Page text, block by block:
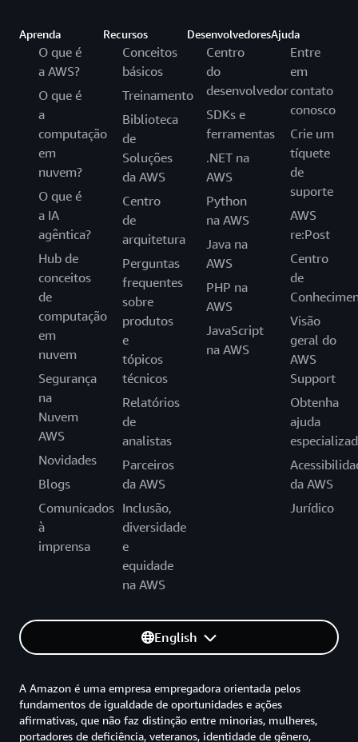
Aprenda
O que é
a AWS?
O que é
a
computação
em
nuvem?
O que é
a IA
agêntica?
Hub de
conceitos
de
computação
em
nuvem
Segurança
na
Nuvem
AWS
Novidades
Blogs
Comunicados
à
imprensa
Recursos
Conceitos
básicos
Treinamento
Biblioteca
de
Soluções
da AWS
Centro
de
arquitetura
Perguntas
frequentes
sobre
produtos
e
tópicos
técnicos
Relatórios
de
analistas
Parceiros
da AWS
Inclusão,
diversidade
e
equidade
na AWS
Desenvolvedores
Centro
do
desenvolvedor
SDKs e
ferramentas
.NET na
AWS
Python
na AWS
Java na
AWS
PHP na
AWS
JavaScript
na AWS
Ajuda
Entre
em
contato
conosco
Crie um
tíquete
de
suporte
AWS
re:Post
Centro
de
Visão
geral do
AWS
Support
Obtenha
ajuda
da AWS
Jurídico
English
A Amazon é uma empresa empregadora orientada pelos
fundamentos de igualdade de oportunidades e ações
afirmativas, que não faz distinção entre minorias, mulheres,
portadores de deficiência, veteranos, identidade de gênero,